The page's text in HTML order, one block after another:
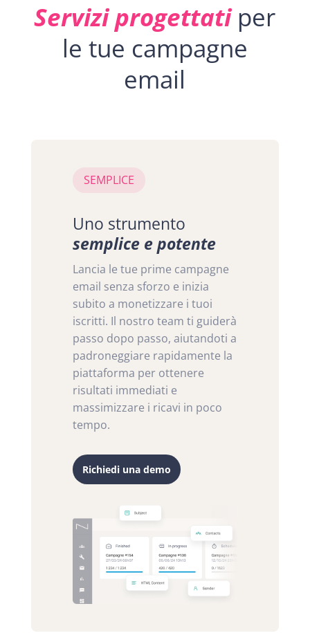
Servizi progettati per
le tue campagne
email
SEMPLICE
Uno strumento
semplice e potente
Lancia le tue prime campagne
email senza sforzo e inizia
subito a monetizzare i tuoi
iscritti. Il nostro team ti guiderà
passo dopo passo, aiutandoti a
padroneggiare rapidamente la
piattaforma per ottenere
risultati immediati e
massimizzare i ricavi in poco
tempo.
Richiedi una demo